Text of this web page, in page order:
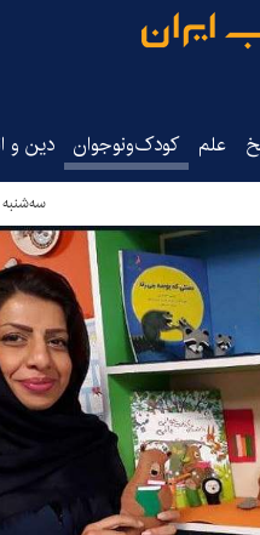
علم کودک‌ونوجوان دین و
سه‌شنبه ۱۶ اسفند ۱۴۰۱ - ۱۰:۱۹